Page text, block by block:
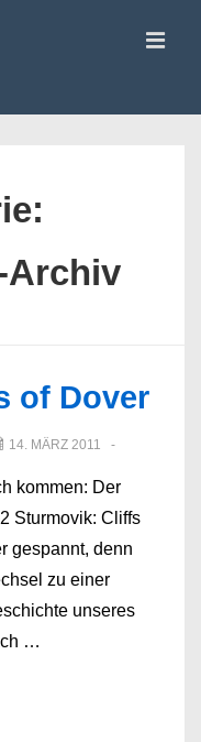
Archiv
of Dover
14. MÄRZ 2011
kommen: Der
Sturmovik: Cliffs
gespannt, denn
zu einer
unseres
…